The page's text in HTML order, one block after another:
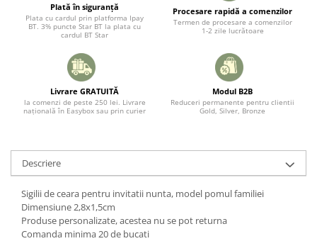
Plată în siguranță
Plata cu cardul prin platforma Ipay
BT. 3% puncte Star BT la plata cu
cardul BT Star
Procesare rapidă a comenzilor
Termen de procesare a comenzilor
1-2 zile lucrătoare
Livrare GRATUITĂ
la comenzi de peste 250 lei. Livrare
națională în Easybox sau prin curier
Modul B2B
Reduceri permanente pentru clientii
Gold, Silver, Bronze
Descriere
Sigilii de ceara pentru invitatii nunta, model pomul familiei
Dimensiune 2,8x1,5cm
Produse personalizate, acestea nu se pot returna
Comanda minima 20 de bucati